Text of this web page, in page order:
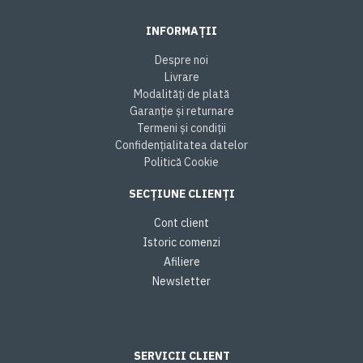
INFORMAȚII
Despre noi
Livrare
Modalități de plată
Garanție și returnare
Termeni și condiții
Confidențialitatea datelor
Politică Cookie
SECȚIUNE CLIENȚI
Cont client
Istoric comenzi
Afiliere
Newsletter
SERVICII CLIENT